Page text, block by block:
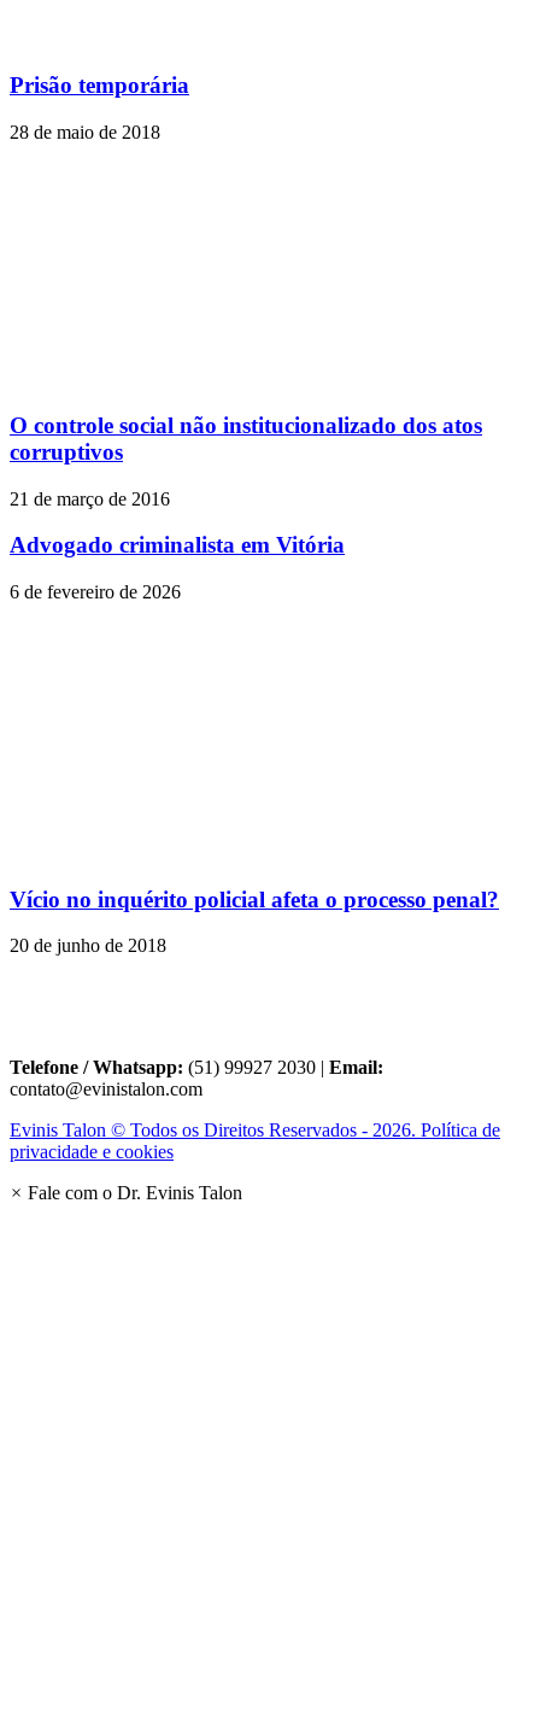
Prisão temporária
28 de maio de 2018
O controle social não institucionalizado dos atos
corruptivos
21 de março de 2016
Advogado criminalista em Vitória
6 de fevereiro de 2026
Vício no inquérito policial afeta o processo penal?
20 de junho de 2018
Telefone / Whatsapp: (51) 99927 2030 | Email:
contato@evinistalon.com
Evinis Talon © Todos os Direitos Reservados - 2026. Política de
privacidade e cookies
× Fale com o Dr. Evinis Talon